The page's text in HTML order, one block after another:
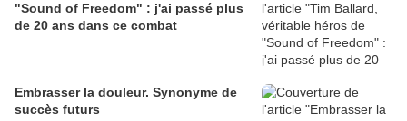
"Sound of Freedom" : j'ai passé plus
de 20 ans dans ce combat
Embrasser la douleur. Synonyme de
succès futurs